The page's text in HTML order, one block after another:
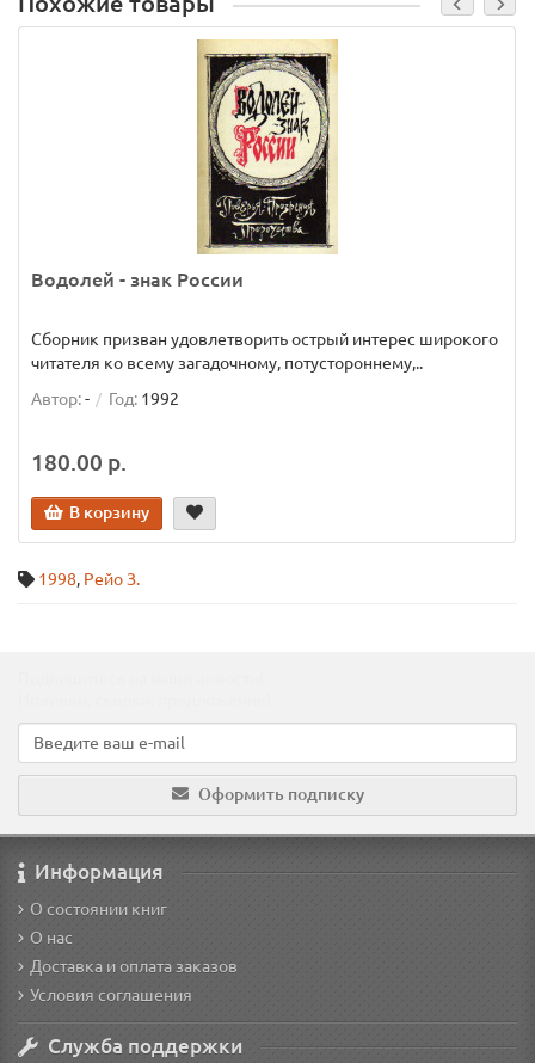
Водолей - знак России
Сборник призван удовлетворить острый интерес широкого
читателя ко всему загадочному, потустороннему,..
Автор:- Год: 1992
180.00 р.
В корзину
1998, Рейо З.
Оформить подписку
Информация
О состоянии книг
О нас
Доставка и оплата заказов
Условия соглашения
Служба поддержки